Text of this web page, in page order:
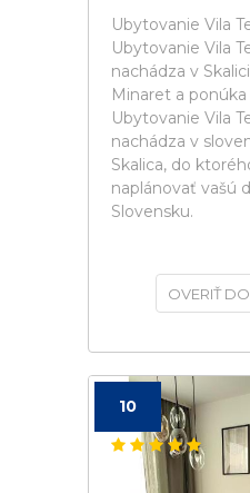
Ubytovanie Vila
Ubytovanie Vila
nachádza v
Minaret a
Ubytovanie Vila
nachádza v
Skalica, do
naplánovať vašú
Slovensku.
OVERIŤ
10